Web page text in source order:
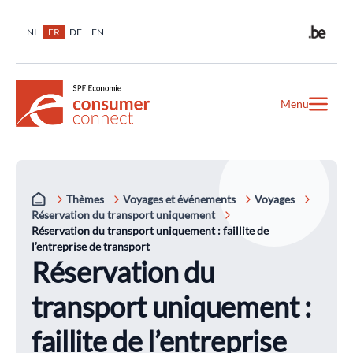
NL FR DE EN
Menu
Thèmes Voyages et événements
Voyages
Réservation du transport uniquement
Réservation du transport uniquement : faillite de
l’entreprise de transport
Réservation du
transport uniquement :
faillite de l’entreprise